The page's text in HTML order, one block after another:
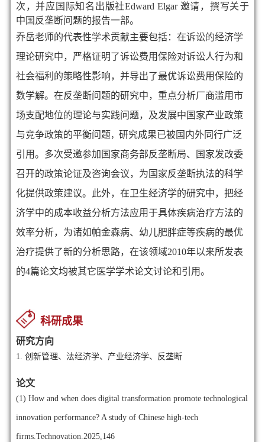
次，并应国际知名出版社Edward Elgar 邀请，撰写关于
中国反垄断问题的报告一部。
乔岳老师的代表性学术贡献主要包括：在诉讼的经济学
理论研究中， 严格证明了诉讼费用保险对诉讼人行为和
社会福利的策略性影响，并导出了最优诉讼费用保险的
数学解。 在反垄断问题的研究中，重点分析厂商滥用市
场支配地位的理论与实践问题，及发展中国家产业政策
与竞争政策的平衡问题 ， 研究成果已被国内外同行广泛
引用。 多次受邀参加国家商务部反垄断局、国家发改委
召开的政策论证及咨询会议，为国家反垄断执法的科学
化提供政策建议。此外，在卫生经济学的研究中，把经
济学中的成本收益分析方法应用于具体疾病治疗方法的
效率分析，为诸如帕金森病、幼儿肥胖症等疾病的最优
治疗提供了新的分析思路，在该领域2010年以来所发表
的4篇论文均被其它医学学术论文讨论和引用。
科研成果
研究方向
1. 创新管理、法经济学、产业经济学、反垄断
论文
(1) How and when does digital transformation promote technological
innovation performance? A study of Chinese high-tech
firms.Technovation.2025,146